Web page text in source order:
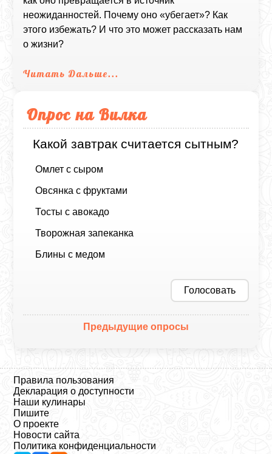
неожиданностей. Почему оно «убегает»? Как
этого избежать? И что это может рассказать нам
о жизни?
Читать Дальше...
Опрос на Вилка
Какой завтрак считается сытным?
Омлет с сыром
Овсянка с фруктами
Тосты с авокадо
Творожная запеканка
Блины с медом
Голосовать
Предыдущие опросы
Правила пользования
Декларация о доступности
Наши кулинары
Пишите
О проекте
Новости сайта
Политика конфиденциальности